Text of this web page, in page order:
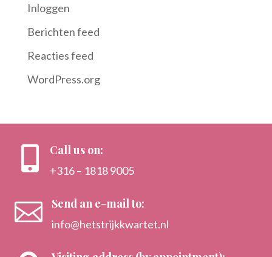
Inloggen
Berichten feed
Reacties feed
WordPress.org
 Call us on:
+316 – 1818 9005
 Send an e-mail to:
info@hetstrijkkwartet.nl